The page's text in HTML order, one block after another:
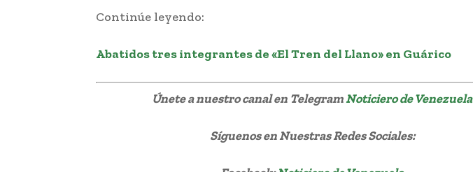
Continúe leyendo:
Abatidos tres integrantes de «El Tren del Llano» en Guárico
Únete a nuestro canal en TelegramNoticiero de Venezuela
Síguenosen Nuestras Redes Sociales: